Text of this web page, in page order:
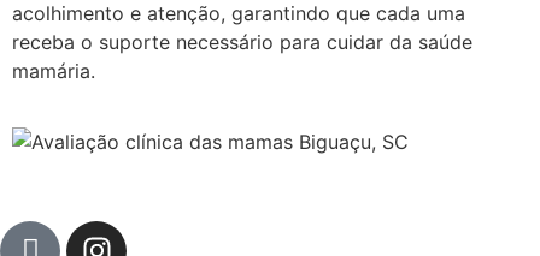
acolhimento e atenção, garantindo que cada uma
receba o suporte necessário para cuidar da saúde
mamária.